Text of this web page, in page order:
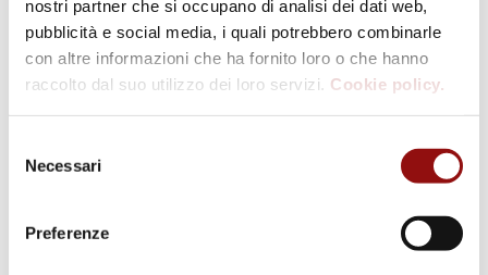
nostri partner che si occupano di analisi dei dati web,
pubblicità e social media, i quali potrebbero combinarle
con altre informazioni che ha fornito loro o che hanno
raccolto dal suo utilizzo dei loro servizi. Cookie policy.
delNecessari
Preferenze
“Settembre Gastronomico” –
Parma